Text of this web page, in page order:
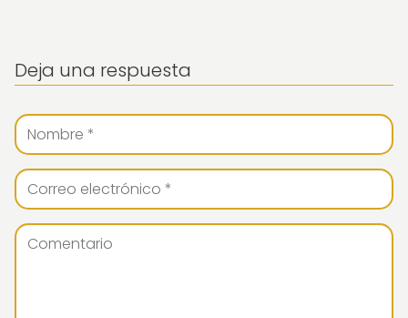
Deja una respuesta